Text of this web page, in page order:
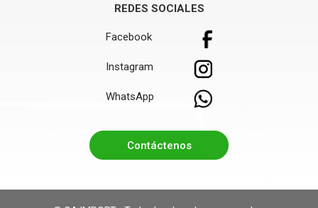
REDES SOCIALES
Facebook
Instagram
WhatsApp
Contáctenos